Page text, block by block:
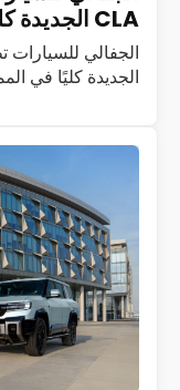
CLA الجديدة كليًا
الجديدة كليًا في
اقرأ المزيد